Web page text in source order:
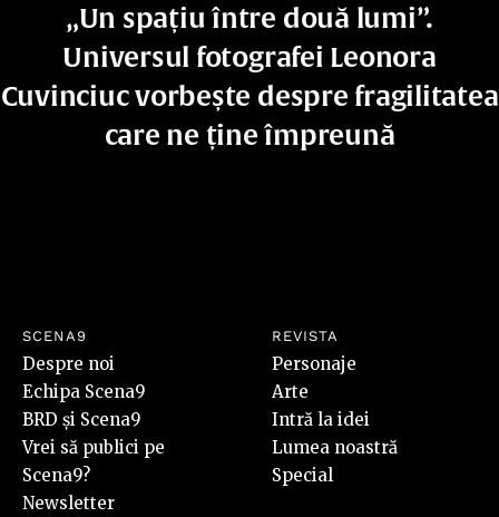
„Un spațiu între două lumi”.
Universul fotografei Leonora
Cuvinciuc vorbește despre fragilitatea
care ne ține împreună
SCENA9
Despre noi
Echipa Scena9
BRD și Scena9
Vrei să publici pe
Scena9?
Newsletter
REVISTA
Personaje
Arte
Intră la idei
Lumea noastră
Special